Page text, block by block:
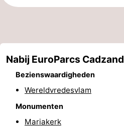
Route
adressen
Regio
Zeeland
Walcheren
Nabij EuroParcs Cadzand
Bezienswaardigheden
Wereldvredesvlam
Monumenten
Mariakerk